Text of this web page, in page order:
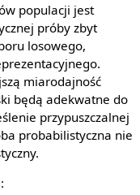
populacji jest
próby zbyt
losowego,
miarodajność
będą adekwatne do
przypuszczalnej
probabilistyczna nie